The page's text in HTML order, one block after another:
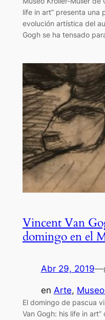
life in art” presenta una
evolución artística del
Gogh se ha tensado
Vincent Van
domingo en el
Abr 29, 2019—
en Arte,
El domingo de pascua
Van Gogh: his life in